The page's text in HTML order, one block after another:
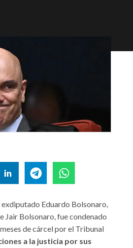
exdiputado Eduardo Bolsonaro,
Jair Bolsonaro, fue condenado
de cárcel por el Tribunal
a la justicia por sus